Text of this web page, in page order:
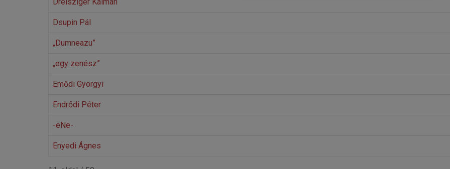
Dreisziger Kálmán
Dsupin Pál
„Dumneazu”
„egy zenész”
Emődi Györgyi
Endrődi Péter
-eNe-
Enyedi Ágnes